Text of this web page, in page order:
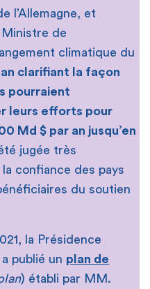
l’Allemagne, et
Ministre de
climatique du
clarifiant la façon
pourraient
leurs efforts pour
Md $ par an jusqu’en
jugée très
confiance des pays
du soutien
la Présidence
publié un plan de
) établi par MM.